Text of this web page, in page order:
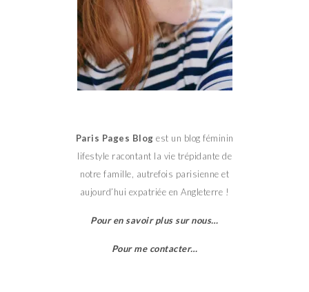
Paris Pages Blog est un blog féminin
lifestyle racontant la vie trépidante de
notre famille, autrefois parisienne et
aujourd’hui expatriée en Angleterre !
Pour en savoir plus sur nous…
Pour me contacter…